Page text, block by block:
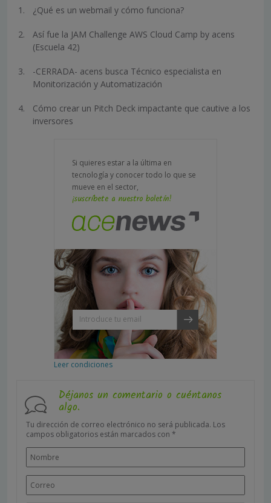
¿Qué es un webmail y cómo funciona?
Así fue la JAM Challenge AWS Cloud Camp by acens
(Escuela 42)
-CERRADA- acens busca Técnico especialista en
Monitorización y Automatización
Cómo crear un Pitch Deck impactante que cautive a los
inversores
Si quieres estar a la última en
tecnología y conocer todo lo que se
mueve en el sector,
¡suscríbete a nuestro boletín!
Leer condiciones
Déjanos un comentario o cuéntanos
algo.
Tu dirección de correo electrónico no será publicada. Los
campos obligatorios están marcados con *